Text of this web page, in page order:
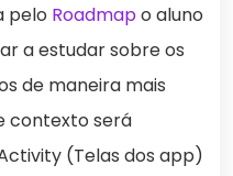
pelo Roadmapo aluno
a estudar sobre os
de maneira mais
contexto será
(Telas dos app)